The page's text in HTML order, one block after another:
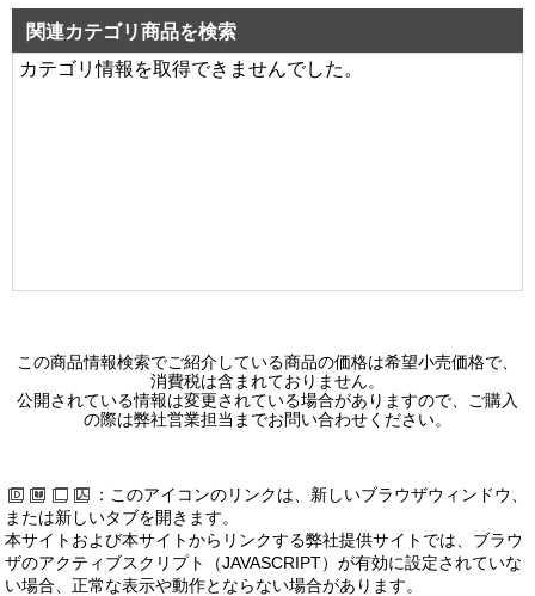
関連カテゴリ商品を検索
カテゴリ情報を取得できませんでした。
この商品情報検索でご紹介している商品の価格は希望小売価格で、
消費税は含まれておりません。
公開されている情報は変更されている場合がありますので、ご購入
の際は弊社営業担当までお問い合わせください。
：このアイコンのリンクは、新しいブラウザウィンドウ、
または新しいタブを開きます。
本サイトおよび本サイトからリンクする弊社提供サイトでは、ブラウ
ザのアクティブスクリプト（JAVASCRIPT）が有効に設定されていな
い場合、正常な表示や動作とならない場合があります。